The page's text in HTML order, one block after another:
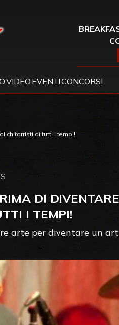
VIDEO EVENTICONCORSI
chitarristi di tutti i tempi!
DI
I TEMPI!
arte per diventare un